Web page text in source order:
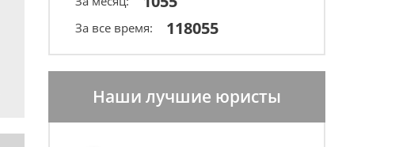
За все время: 118055
Наши лучшие юристы